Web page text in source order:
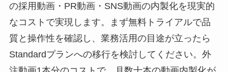
の採用動画・PR動画・SNS動画の内製化を現実的
なコストで実現します。まず無料トライアルで品
質と操作性を確認し、業務活用の目途が立ったら
Standardプランへの移行を検討してください。外